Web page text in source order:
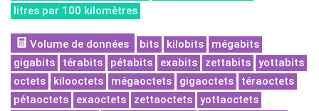
litres par 100 kilomètres
Volume de données bits kilobits
mégabits
gigabits
térabits pétabits exabits zettabits
yottabits
octets
kilooctets mégaoctets gigaoctets
téraoctets
pétaoctets
exaoctets zettaoctets
yottaoctets